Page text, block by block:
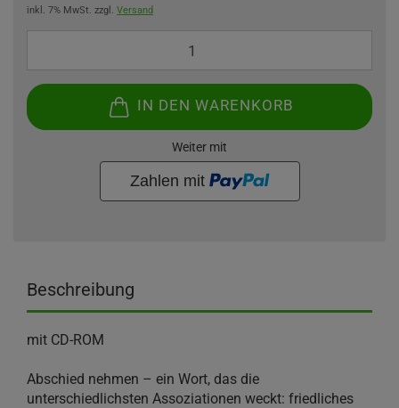
inkl. 7% MwSt. zzgl. Versand
IN DEN WARENKORB
Weiter mit
Beschreibung
mit CD-ROM
Abschied nehmen – ein Wort, das die
unterschiedlichsten Assoziationen weckt: friedliches